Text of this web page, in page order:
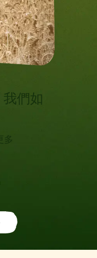
們如
多